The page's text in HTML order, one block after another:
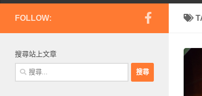
FOLLOW:
搜尋站上文章
搜
尋